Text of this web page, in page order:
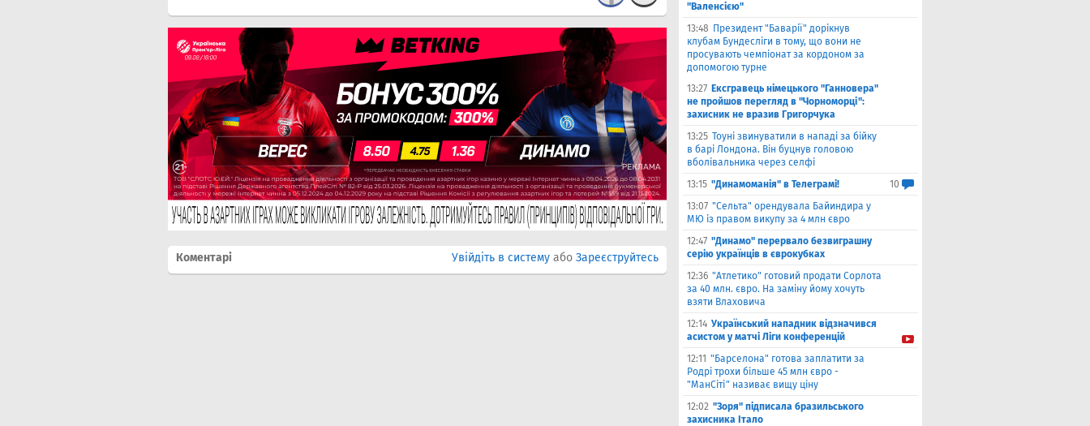
Коментарі Увійдіть в систему або Зареєструйтесь
"Валенсією"
13:48 Президент "Баварії" дорікнув
клубам Бундесліги в тому, що вони не
просувають чемпіонат за кордоном за
допомогою турне
13:27 Ексгравець німецького "Ганновера"
не пройшов перегляд в "Чорноморці":
захисник не вразив Григорчука
13:25 Тоуні звинуватили в нападі за бійку
в барі Лондона. Він буцнув головою
вболівальника через селфі
13:15 "Динамоманія" в Телеграмі!
10
13:07 "Сельта" орендувала Байиндира у
МЮ із правом викупу за 4 млн євро
12:47 "Динамо" перервало безвиграшну
серію українців в єврокубках
12:36 "Атлетико" готовий продати Сорлота
за 40 млн. євро. На заміну йому хочуть
взяти Влаховича
12:14 Український нападник відзначився
асистом у матчі Ліги конференцій
12:11 "Барселона" готова заплатити за
Родрі трохи більше 45 млн євро -
"МанСіті" називає вищу ціну
12:02 "Зоря" підписала бразильського
захисника Італо